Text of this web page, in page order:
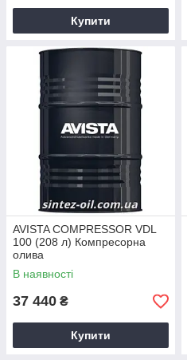
Купити
AVISTA COMPRESSOR VDL
100 (208 л) Компресорна
олива
В наявності
37 440 ₴
Купити